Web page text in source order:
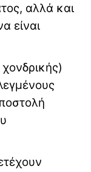
αλλά και
είναι